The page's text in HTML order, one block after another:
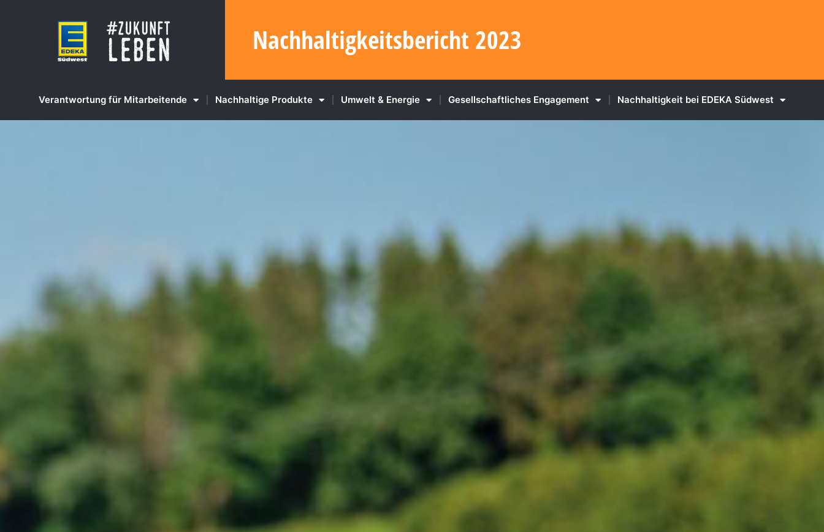
Nachhaltigkeitsbericht 2023
Verantwortung für Mitarbeitende Nachhaltige Produkte Umwelt & Energie Gesellschaftliches Engagement Nachhaltigkeit bei EDEKA Südwest